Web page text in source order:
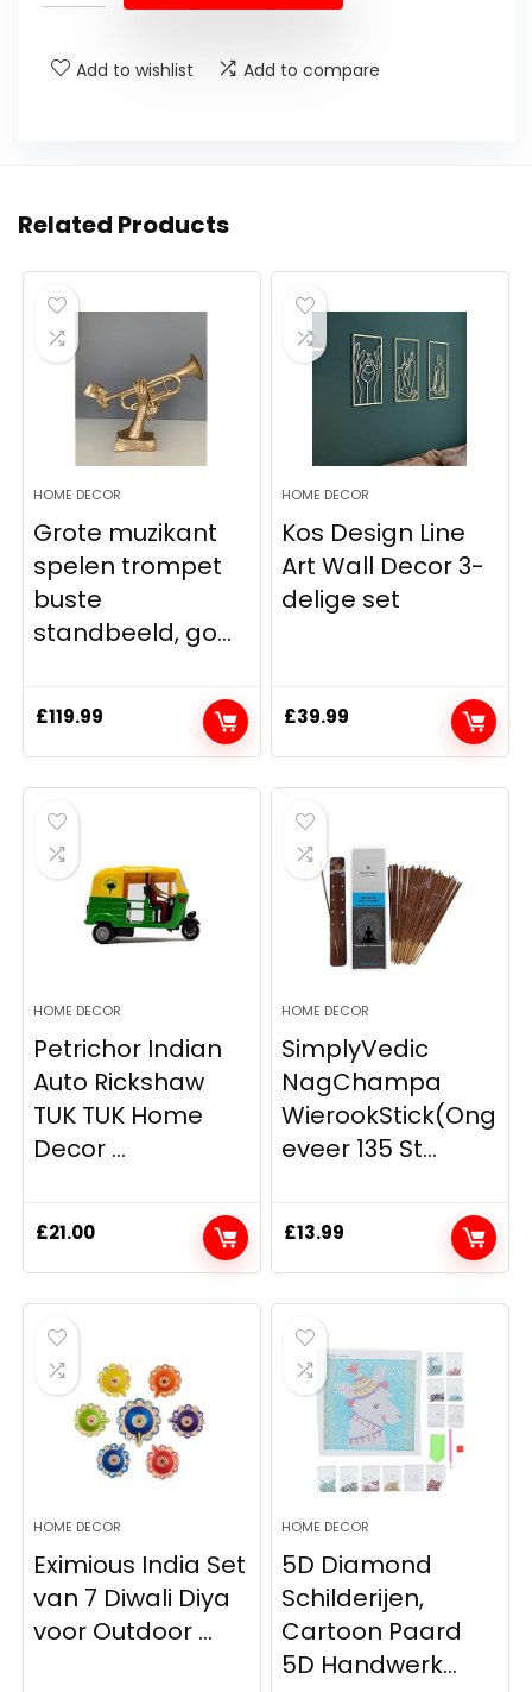
Add to wishlist Add to compare
Related Products
HOME DECOR
Grote muzikant
spelen trompet
buste
standbeeld, go...
£119.99
HOME DECOR
Kos Design Line
Art Wall Decor 3-
delige set
£39.99
HOME DECOR
Petrichor Indian
Auto Rickshaw
TUK TUK Home
Decor ...
£21.00
HOME DECOR
SimplyVedic
NagChampa
WierookStick(Ong
eveer 135 St...
£13.99
HOME DECOR
Eximious India Set
van 7 Diwali Diya
voor Outdoor ...
HOME DECOR
5D Diamond
Schilderijen,
Cartoon Paard
5D Handwerk...